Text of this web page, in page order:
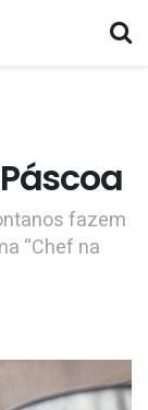
fazem
“Chef na